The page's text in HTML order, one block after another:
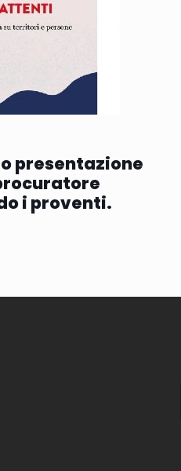
presentazione
i proventi.